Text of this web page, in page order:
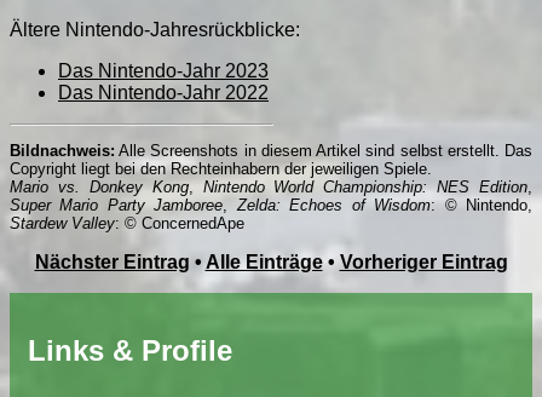
Ältere Nintendo-Jahresrückblicke:
Das Nintendo-Jahr 2023
Das Nintendo-Jahr 2022
Bildnachweis: Alle Screenshots in diesem Artikel sind selbst erstellt. Das
Copyright liegt bei den Rechteinhabern der jeweiligen Spiele.
Mario vs. Donkey Kong, Nintendo World Championship: NES Edition
Super Mario Party Jamboree
Zelda: Echoes of Wisdom: © Nintendo,
Stardew Valley: © ConcernedApe
Nächster Eintrag • Alle Einträge• Vorheriger Eintrag
Links & Profile